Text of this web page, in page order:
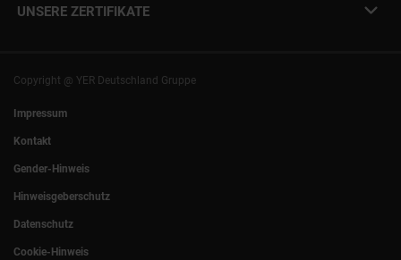
Presse
+49 (0)89 540210-0
Rostock| Berlin
UNSERE ZERTIFIKATE
Copyright @ YER Deutschland Gruppe
Impressum
Kontakt
Gender-Hinweis
Hinweisgeberschutz
Datenschutz
Cookie-Hinweis